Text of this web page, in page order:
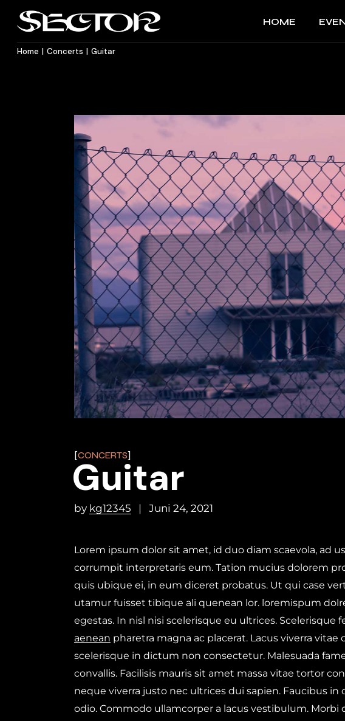
HOME
Home Concerts Guitar
CONCERTS
Guitar
by kg12345 Juni 24, 2021
Lorem ipsum dolor sit amet, id duo diam scaevola, ad
corrumpit interpretaris eum. Tation mucius dolorem
quis ubique ei, in eum diceret probatus. Ut qui case
utamur fuisset tibique ali quenean lor. loremispum
egestas. In nisl nisi scelerisque eu ultrices. Scelerisque
aenean pharetra magna ac placerat. Lacus viverra
scelerisque in dictum non consectetur. Malesuada
convallis. Facilisis mauris sit amet massa vitae tortor
neque viverra justo nec ultrices dui sapien. Faucibus
odio. Commodo ullamcorper a lacus vestibulum.